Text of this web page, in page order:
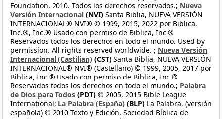
Foundation, 2010. Todos los derechos reservados.; Nueva
Versión Internacional (NVI) Santa Biblia, NUEVA VERSIÓN
INTERNACIONAL® NVI® © 1999, 2015, 2022 por Biblica,
Inc.®, Inc.® Usado con permiso de Biblica, Inc.®
Reservados todos los derechos en todo el mundo. Used by
permission. All rights reserved worldwide. ; Nueva Versión
Internacional (Castilian) (CST) Santa Biblia, NUEVA VERSIÓN
INTERNACIONAL® NVI® (Castellano) © 1999, 2005, 2017 por
Biblica, Inc.® Usado con permiso de Biblica, Inc.®
Reservados todos los derechos en todo el mundo.; Palabra
de Dios para Todos (PDT) © 2005, 2015 Bible League
International; La Palabra (España) (BLP) La Palabra, (versión
española) © 2010 Texto y Edición, Sociedad Bíblica de